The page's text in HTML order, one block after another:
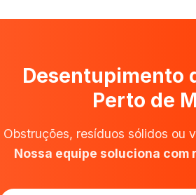
Desentupimento
Perto de
Obstruções, resíduos sólidos ou
Nossa equipe soluciona com